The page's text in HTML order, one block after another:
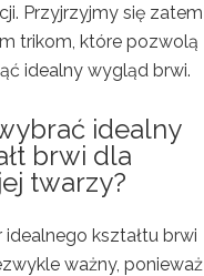
Przyjrzyjmy się zatem
trikom, które pozwolą
idealny wygląd brwi.
idealny
brwi dla
twarzy?
kształtu brwi
ważny, ponieważ